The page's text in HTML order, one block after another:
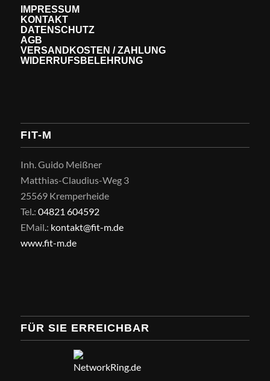
IMPRESSUM
KONTAKT
DATENSCHUTZ
AGB
VERSANDKOSTEN / ZAHLUNG
WIDERRUFSBELEHRUNG
FIT-M
Inh. Guido Meißner
Matthias-Claudius-Weg 3
25569 Kremperheide
Tel : 04821 604592
EMail : kontakt@fit-m.de
www.fit-m.de
FÜR SIE ERREICHBAR